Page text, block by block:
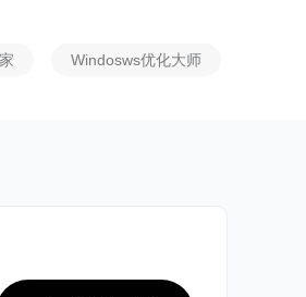
Windosws优化大师